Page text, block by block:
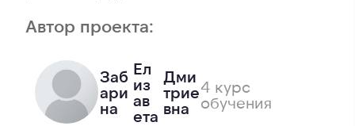
Автор проекта:
Заб
ари
на
Ел
из
ав
ета
Дми
трие
вна
4 курс
обучения